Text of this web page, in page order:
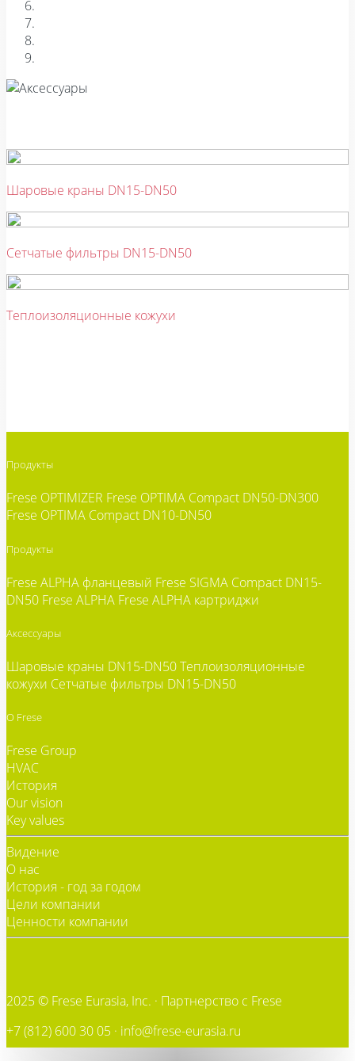
Шаровые краны DN15-DN50
Сетчатые фильтры DN15-DN50
Теплоизоляционные кожухи
Продукты
Frese OPTIMIZER Frese OPTIMA Compact DN50-DN300
Frese OPTIMA Compact DN10-DN50
Продукты
Frese ALPHA фланцевый Frese SIGMA Compact DN15-
DN50 Frese ALPHA Frese ALPHA картриджи
Аксессуары
Шаровые краны DN15-DN50Теплоизоляционные
кожухи Сетчатые фильтры DN15-DN50
О Frese
Frese Group
HVAC
История
Our vision
Key values
Видение
О нас
История - год за годом
Цели компании
Ценности компании
2025 © Frese Eurasia, Inc. · Партнерство с Frese
+7 (812) 600 30 05 · info@frese-eurasia.ru